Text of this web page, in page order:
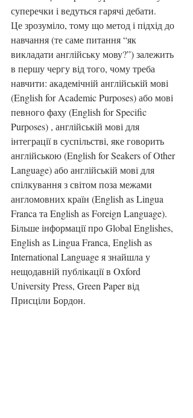
суперечки і ведуться гарячі дебати.
Це зрозуміло, тому що метод і підхід до
навчання (те саме питання “як
викладати англійську мову?”) залежить
в першу чергу від того, чому треба
навчити: академічній англійській мові
(English for Academic Purposes) або мові
певного фаху (English for Specific
Purposes) , англійській мові для
інтеграції в суспільстві, яке говорить
англійською (English for Seakers of Other
Language) або англійській мові для
спілкування з світом поза межами
англомовних країн (English as Lingua
Franca та English as Foreign Language).
Більше інформації про Global Englishes,
English as Lingua Franca, English as
International Language я знайшла у
нещодавній публікації в Oxford
University Press, Green Paper від
Присціли Бордон.